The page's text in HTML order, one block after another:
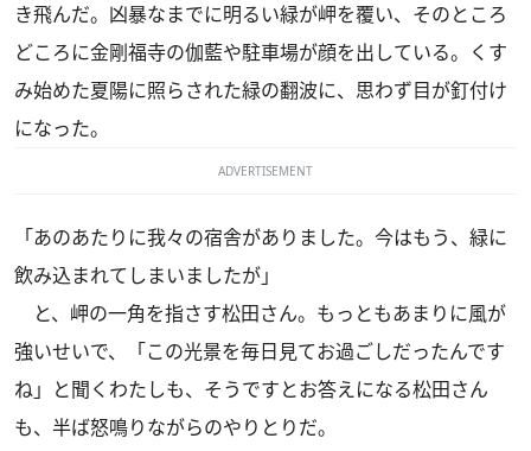
き飛んだ。凶暴なまでに明るい緑が岬を覆い、そのところ
どころに金剛福寺の伽藍や駐車場が顔を出している。くす
み始めた夏陽に照らされた緑の翻波に、思わず目が釘付け
になった。
ADVERTISEMENT
「あのあたりに我々の宿舎がありました。今はもう、緑に
飲み込まれてしまいましたが」
と、岬の一角を指さす松田さん。もっともあまりに風が
強いせいで、「この光景を毎日見てお過ごしだったんです
ね」と聞くわたしも、そうですとお答えになる松田さん
も、半ば怒鳴りながらのやりとりだ。